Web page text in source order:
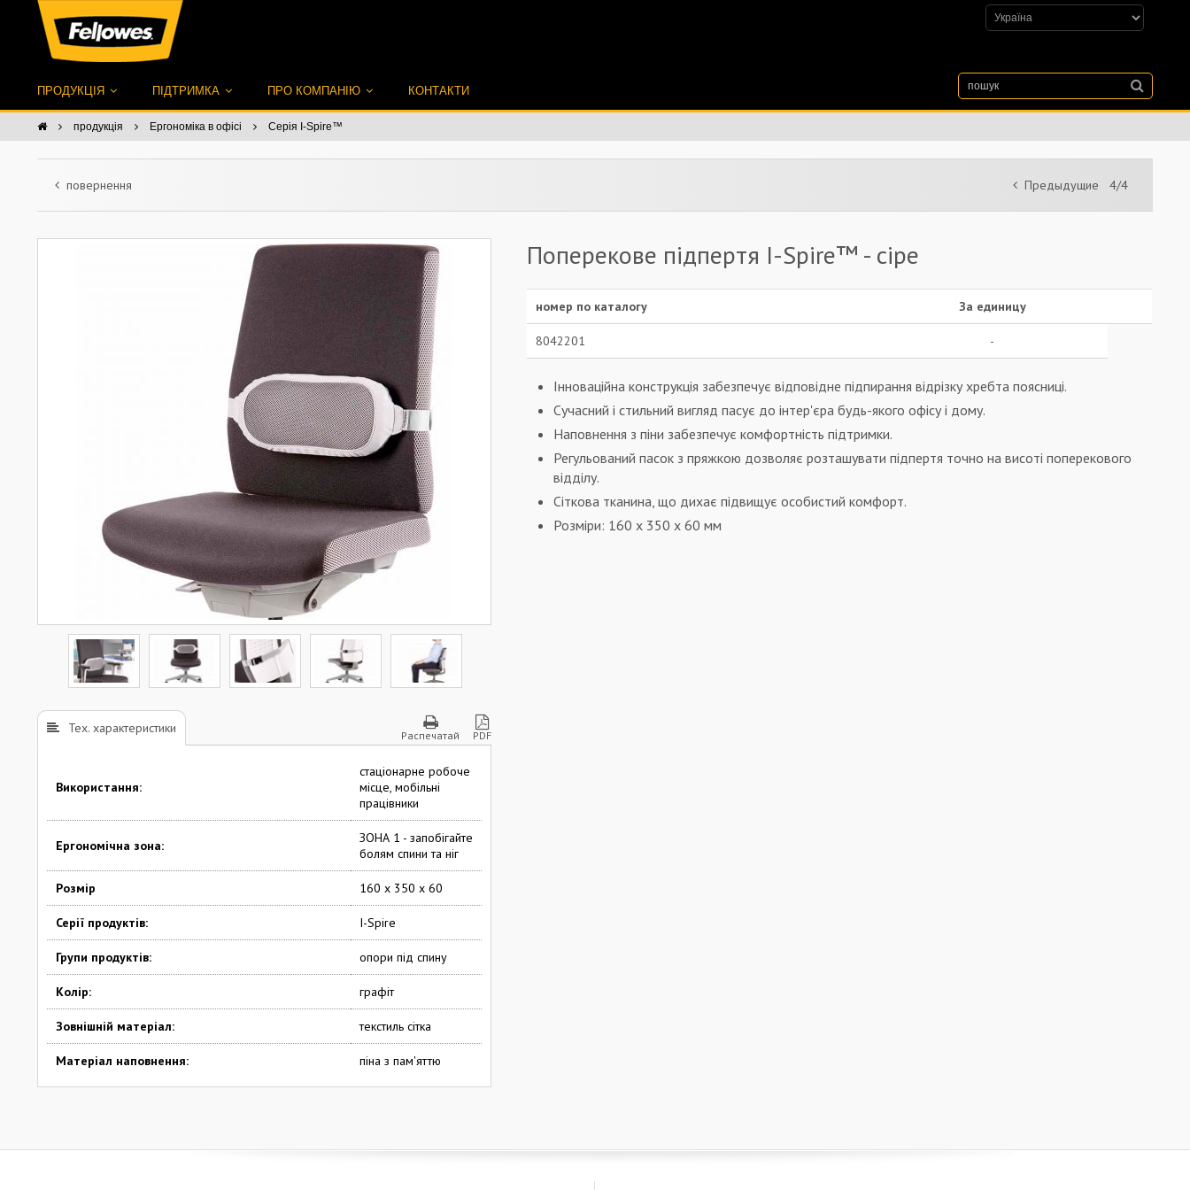
ПРОДУКЦІЯ ПІДТРИМКА ПРО КОМПАНІЮ КОНТАКТИ
продукція Ергономіка в офісі Серія I-Spire™
повернення Предыдущие 4/4
Поперекове підпертя I-Spire™ - сіре
номер по каталогу За единицу
8042201 -
Інноваційна конструкція забезпечує відповідне підпирання відрізку хребта поясниці.
Сучасний і стильний вигляд пасує до інтер'єра будь-якого офісу і дому.
Наповнення з піни забезпечує комфортність підтримки.
Регульований пасок з пряжкою дозволяє розташувати підпертя точно на висоті поперекового
відділу.
Сіткова тканина, що дихає підвищує особистий комфорт.
Розміри: 160 x 350 x 60 мм
Распечатай PDF
Тех. характеристики
Використання:
стаціонарне робоче
місце, мобільні
працівники
Ергономічна зона:
ЗОНА 1 - запобігайте
болям спини та ніг
Pозмір 160 x 350 x 60
Серії продуктів: I-Spire
Групи продуктів: опори під спину
Колір: графіт
Зовнішній матеріал: текстиль сітка
Матеріал наповнення: піна з пам'яттю